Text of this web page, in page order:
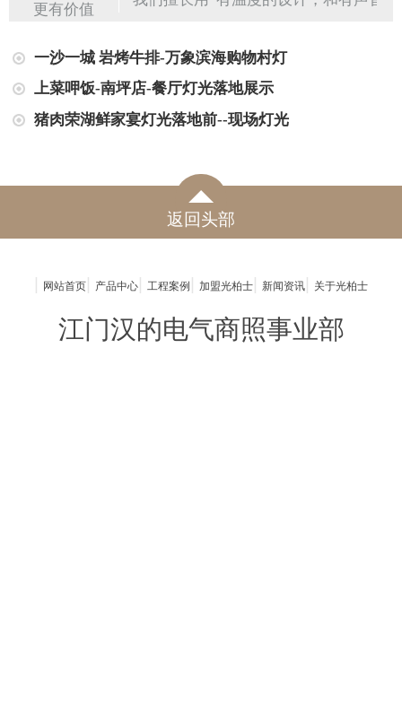
一沙一城 岩烤牛排-万象滨海购物村灯
上菜呷饭-南坪店-餐厅灯光落地展示
猪肉荣湖鲜家宴灯光落地前--现场灯光
返回头部
网站首页 产品中心 工程案例 加盟光柏士 新闻资讯 关于光柏士
江门汉的电气商照事业部